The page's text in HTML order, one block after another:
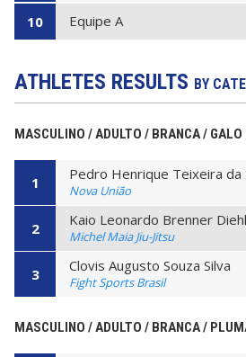
10 Equipe A
ATHLETES RESULTS BY
MASCULINO / ADULTO / BRANCA /
1 Pedro Henrique Teixeira da
Nova União
2 Kaio Leonardo Brenner Diehl
Michel Maia Jiu-Jitsu
3 Clovis Augusto Souza Silva
Fight Sports Brasil
MASCULINO / ADULTO / BRANCA /